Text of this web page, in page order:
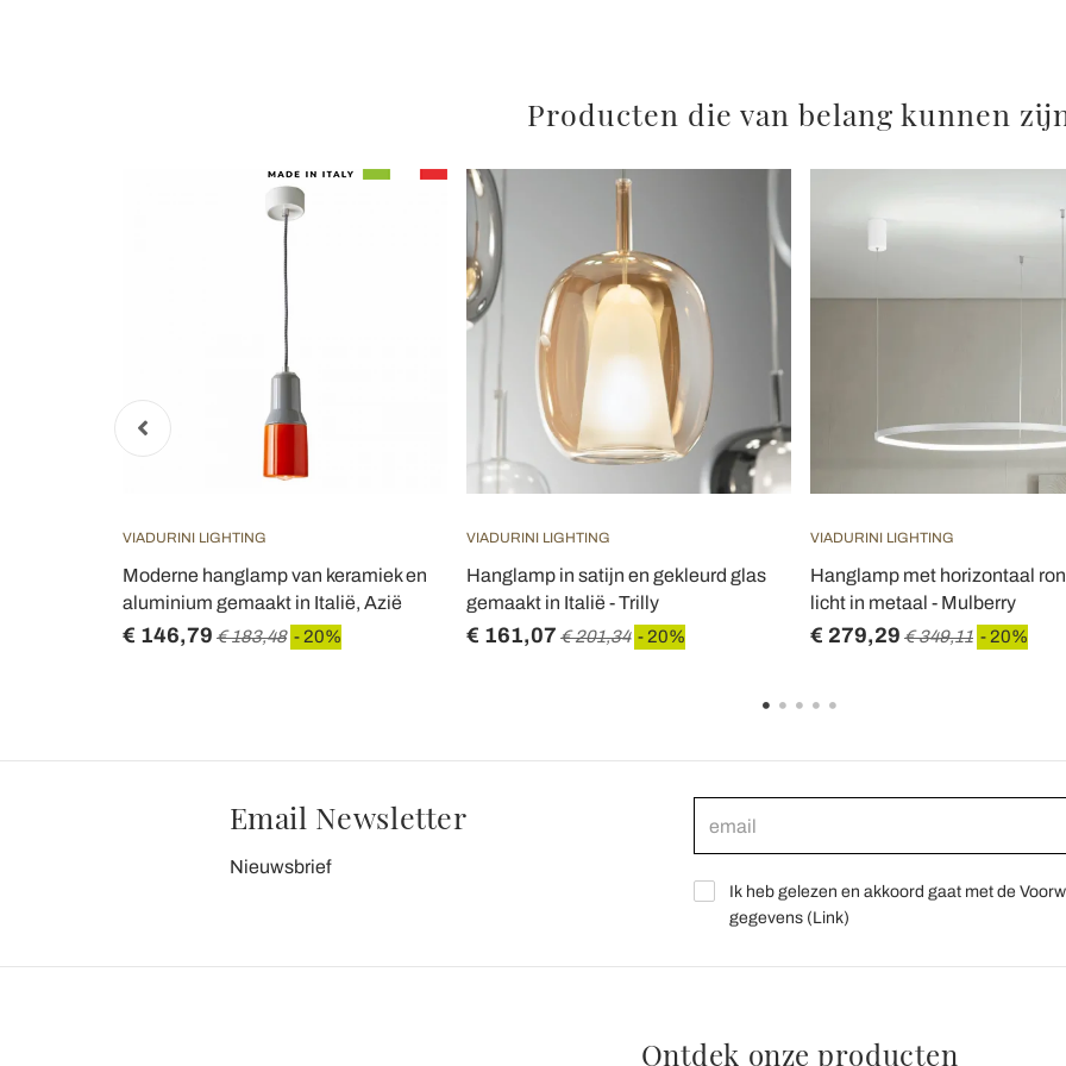
Producten die van belang kunnen
VIADURINI LIGHTING
Moderne hanglamp van keramiek en
aluminium gemaakt in Italië, Azië
€ 146,79 € 183,48 - 20%
VIADURINI LIGHTING
Hanglamp in satijn en gekleurd glas
gemaakt in Italië - Trilly
€ 161,07 € 201,34 - 20%
VIADURINI LIGHTING
Hanglamp met horizontaal
licht in metaal - Mulberry
€ 279,29 € 349,11 - 20%
Email Newsletter
Nieuwsbrief
Ik heb gelezen en akkoord gaat met de
gegevens (Link)
Ontdek onze producten